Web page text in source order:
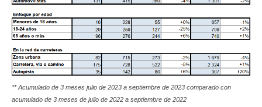
** Acumulado de 3 meses julio de 2023 a septiembre de 2023 comparado con
acumulado de 3 meses de julio de 2022 a septiembre de 2022